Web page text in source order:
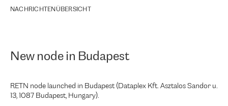
NACHRICHTENÜBERSICHT
New node in Budapest
RETN node launched in Budapest (Dataplex Kft. Asztalos Sandor u.
13, 1087 Budapest, Hungary).